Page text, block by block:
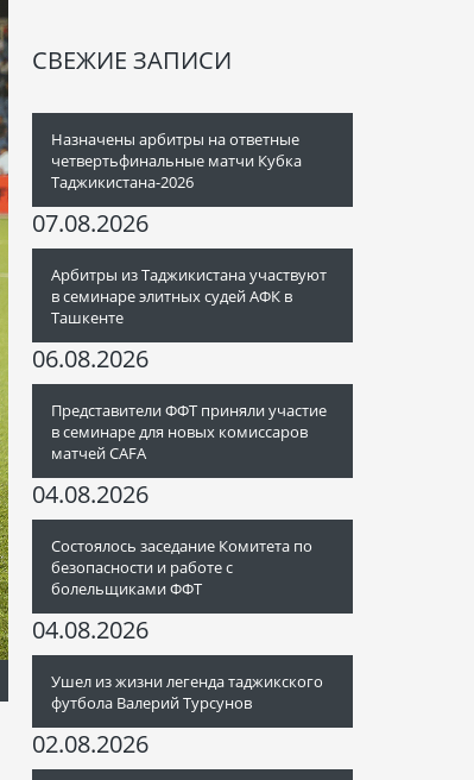
СВЕЖИЕ ЗАПИСИ
Назначены арбитры на ответные
четвертьфинальные матчи Кубка
Таджикистана-2026
07.08.2026
Арбитры из Таджикистана участвуют
в семинаре элитных судей АФК в
Ташкенте
06.08.2026
Представители ФФТ приняли участие
в семинаре для новых комиссаров
матчей CAFA
04.08.2026
Состоялось заседание Комитета по
безопасности и работе с
болельщиками ФФТ
04.08.2026
Ушел из жизни легенда таджикского
футбола Валерий Турсунов
02.08.2026